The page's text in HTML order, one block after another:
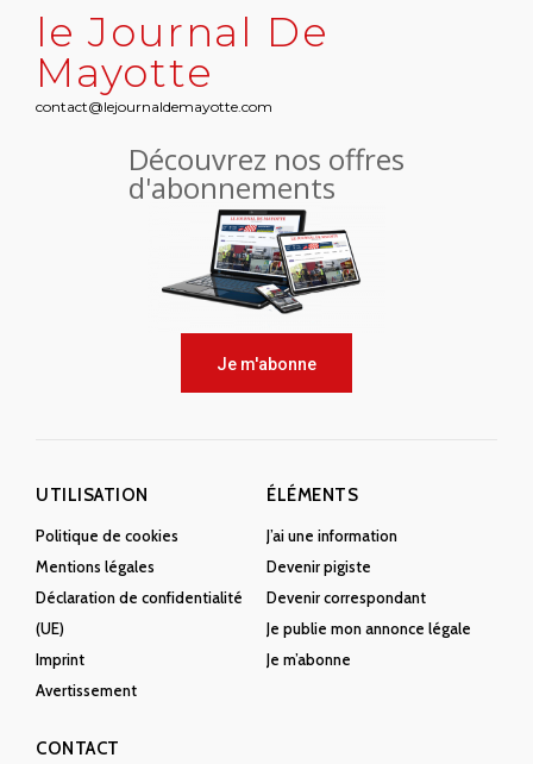
le Journal De
Mayotte
contact@lejournaldemayotte.com
Découvrez nos offres
d'abonnements
Je m'abonne
UTILISATION
Politique de cookies
Mentions légales
Déclaration de confidentialité
(UE)
Imprint
Avertissement
ÉLÉMENTS
J’ai une information
Devenir pigiste
Devenir correspondant
Je publie mon annonce légale
Je m’abonne
CONTACT